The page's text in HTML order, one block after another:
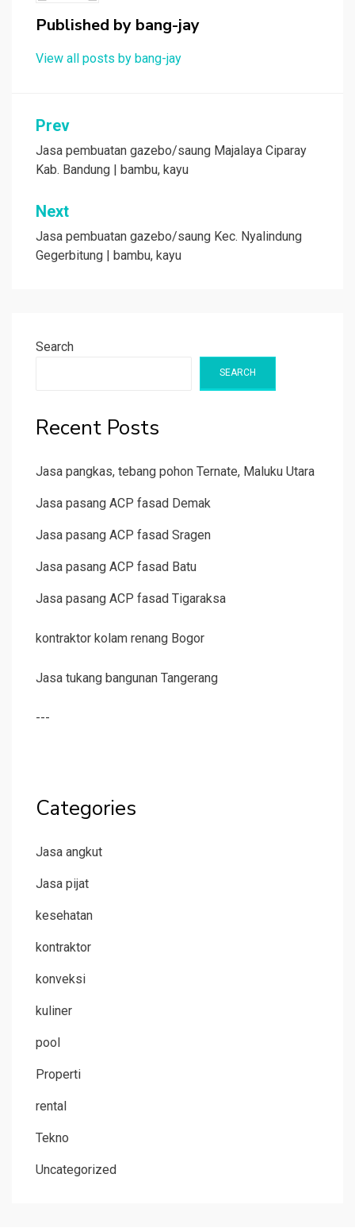
Published by bang-jay
View all posts by bang-jay
Post
navigation
Prev
Jasa pembuatan gazebo/saung Majalaya Ciparay
Kab. Bandung | bambu, kayu
Next
Jasa pembuatan gazebo/saung Kec. Nyalindung
Gegerbitung | bambu, kayu
Search
SEARCH
Recent Posts
Jasa pangkas, tebang pohon Ternate, Maluku Utara
Jasa pasang ACP fasad Demak
Jasa pasang ACP fasad Sragen
Jasa pasang ACP fasad Batu
Jasa pasang ACP fasad Tigaraksa
kontraktor kolam renang Bogor
Jasa tukang bangunan Tangerang
---
Categories
Jasa angkut
Jasa pijat
kesehatan
kontraktor
konveksi
kuliner
pool
Properti
rental
Tekno
Uncategorized